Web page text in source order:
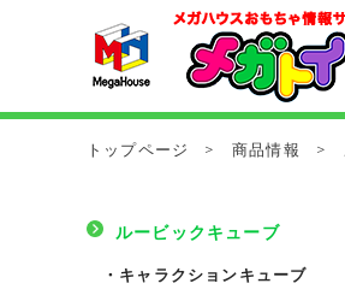
トップページ > 商品情報 >
ルービックキューブ
・ キャラクションキューブ